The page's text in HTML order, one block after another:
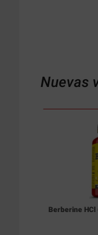
Nuevas
Berberine HCl